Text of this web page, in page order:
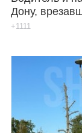
Дону,
+1111